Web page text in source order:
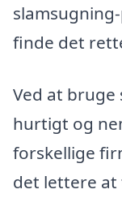
finde det
Ved at bruge
hurtigt og
forskellige
det lettere